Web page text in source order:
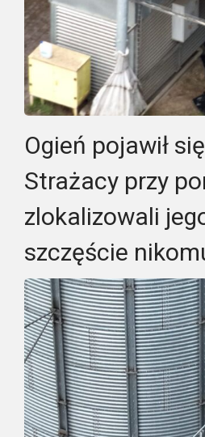
Ogień pojawił
Strażacy przy
zlokalizowali
szczęście